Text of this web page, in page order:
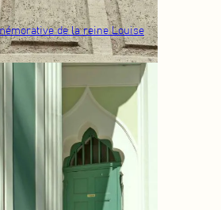
de la reine Louise